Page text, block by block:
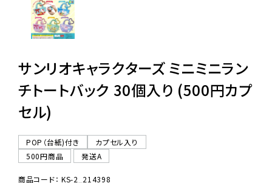
06-6282-7659
サンリオキャラクターズ ミニミニラン
チトートバック 30個入り (500円カプ
セル)
POP（台紙)付き
カプセル入り
500円商品
発送A
商品コード： KS-2_214398